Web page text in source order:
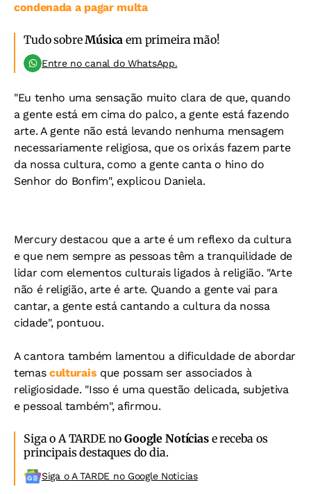
condenada a pagar multa
Tudo sobreMúsica em primeira mão!
Entre no canal do WhatsApp.
"Eu tenho uma sensação muito clara de que, quando
a gente está em cima do palco, a gente está fazendo
arte. A gente não está levando nenhuma mensagem
necessariamente religiosa, que os orixás fazem parte
da nossa cultura, como a gente canta o hino do
Senhor do Bonfim", explicou Daniela.
Mercury destacou que a arte é um reflexo da cultura
e que nem sempre as pessoas têm a tranquilidade de
lidar com elementos culturais ligados à religião. "Arte
não é religião, arte é arte. Quando a gente vai para
cantar, a gente está cantando a cultura da nossa
cidade", pontuou.
A cantora também lamentou a dificuldade de abordar
temasculturais que possam ser associados à
religiosidade. "Isso é uma questão delicada, subjetiva
e pessoal também", afirmou.
Siga o A TARDE noGoogle Notíciase receba os
principais destaques do dia.
Siga o A TARDE no Google Noticias